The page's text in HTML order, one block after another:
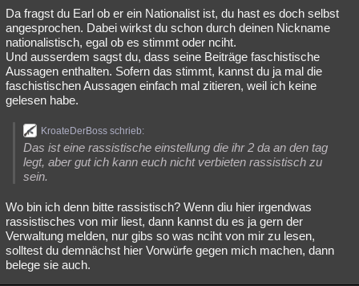
Philosophie Träume Orte Esoterik Literatur
Astronomie Helpdesk Gruppen Gaming
Musik Clash Verbesserungen Allmystery English
Übersichten
Besucht Teilgenommen
Lesenswert Schlüsselwörter
Da fragst du Earl ob er ein Nationalist ist, du hast es doch selbst
angesprochen. Dabei wirkst du schon durch deinen Nickname
nationalistisch, egal ob es stimmt oder nciht.
Und ausserdem sagst du, dass seine Beiträge faschistische
Aussagen enthalten. Sofern das stimmt, kannst du ja mal die
faschistischen Aussagen einfach mal zitieren, weil ich keine
gelesen habe.
KroateDerBoss schrieb:
Das ist eine rassistische einstellung die ihr 2 da an den tag
legt, aber gut ich kann euch nicht verbieten rassistisch zu
sein.
Wo bin ich denn bitte rassistisch? Wenn diu hier irgendwas
rassistisches von mir liest, dann kannst du es ja gern der
Verwaltung melden, nur gibs so was nciht von mir zu lesen,
solltest du demnächst hier Vorwürfe gegen mich machen, dann
belege sie auch.